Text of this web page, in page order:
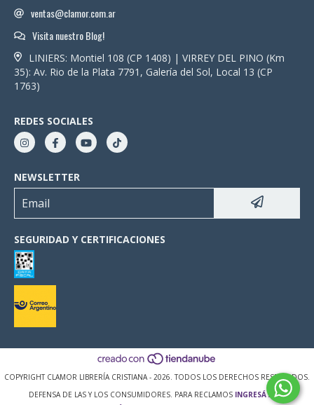
ventas@clamor.com.ar
Visita nuestro Blog!
LINIERS: Montiel 108 (CP 1408) | VIRREY DEL PINO (Km
35): Av. Rio de la Plata 7791, Galería del Sol, Local 13 (CP
1763)
REDES SOCIALES
NEWSLETTER
SEGURIDAD Y CERTIFICACIONES
COPYRIGHT CLAMOR LIBRERÍA CRISTIANA - 2026. TODOS LOS DERECHOS RESERVADOS.
DEFENSA DE LAS Y LOS CONSUMIDORES. PARA RECLAMOS INGRESÁ ACÁ.